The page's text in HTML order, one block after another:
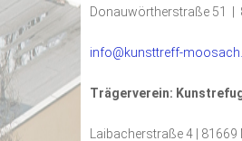
Donauwörtherstraße 51 |
info@kunsttreff-
Trägerverein:
Laibacherstraße 4 |